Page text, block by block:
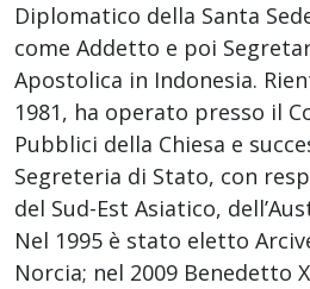
Diplomatico della Santa
come Addetto e poi
Apostolica in Indonesia.
1981, ha operato presso il
Pubblici della Chiesa e
Segreteria di Stato, con
del Sud-Est Asiatico,
Nel 1995 è stato eletto
Norcia; nel 2009 Benedetto